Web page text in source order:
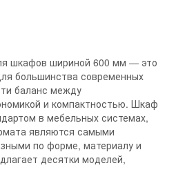
шкафов шириной 600 мм — это
большинства современных
баланс между
и компактностью. Шкаф
в мебельных системах,
являются самыми
по форме, материалу и
десятки моделей,